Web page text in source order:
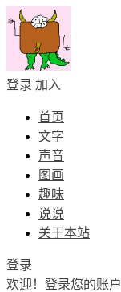
登录 加入
首页
文字
声音
图画
趣味
说说
关于本站
登录
欢迎！ 登录您的账户